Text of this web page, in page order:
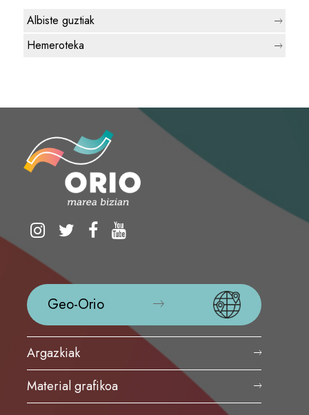
Albiste guztiak
Hemeroteka
Geo-Orio
Argazkiak
Material grafikoa